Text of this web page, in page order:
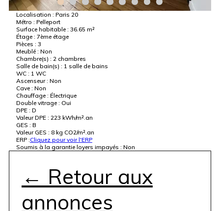
Localisation : Paris 20
Métro : Pelleport
Surface habitable : 36.65 m²
Étage : 7ème étage
Pièces : 3
Meublé : Non
Chambre(s) : 2 chambres
Salle de bain(s) : 1 salle de bains
WC : 1 WC
Ascenseur : Non
Cave : Non
Chauffage : Électrique
Double vitrage : Oui
DPE : D
Valeur DPE : 223 kWh/m².an
GES : B
Valeur GES : 8 kg CO2/m².an
ERP :Cliquez pour voir l'ERP
Soumis à la garantie loyers impayés : Non
← Retour aux
annonces